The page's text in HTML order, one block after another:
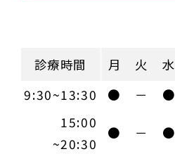
診療時間 月 火 水
9:30~13:30
● － ●
15:00
~20:30
● － ●